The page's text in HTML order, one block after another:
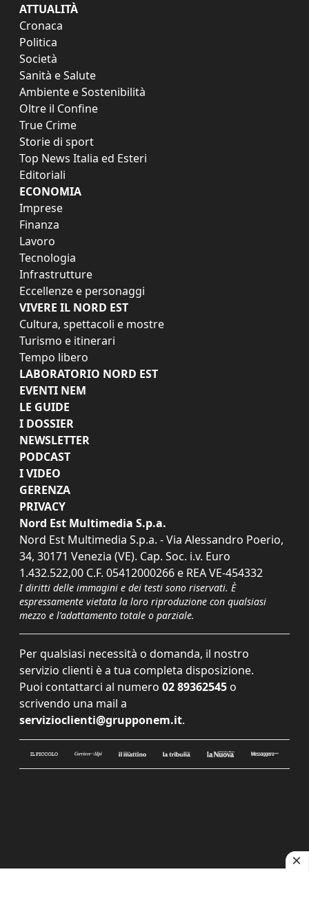
ATTUALITÀ
Cronaca
Politica
Società
Sanità e Salute
Ambiente e Sostenibilità
Oltre il Confine
True Crime
Storie di sport
Top News Italia ed Esteri
Editoriali
ECONOMIA
Imprese
Finanza
Lavoro
Tecnologia
Infrastrutture
Eccellenze e personaggi
VIVERE IL NORD EST
Cultura, spettacoli e mostre
Turismo e itinerari
Tempo libero
LABORATORIO NORD EST
EVENTI NEM
LE GUIDE
I DOSSIER
NEWSLETTER
PODCAST
I VIDEO
GERENZA
PRIVACY
Nord Est Multimedia S.p.a.
Nord Est Multimedia S.p.a. - Via Alessandro Poerio,
34, 30171 Venezia (VE). Cap. Soc. i.v. Euro
1.432.522,00 C.F. 05412000266 e REA VE-454332
I diritti delle immagini e dei testi sono riservati. È
espressamente vietata la loro riproduzione con qualsiasi
mezzo e l'adattamento totale o parziale.
Per qualsiasi necessità o domanda, il nostro
servizio clienti è a tua completa disposizione.
Puoi contattarci al numero 02 89362545 o
scrivendo una mail a
servizioclienti@grupponem.it.